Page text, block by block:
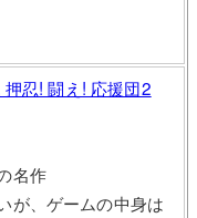
忍! 闘え! 応援団2
名作
が、ゲームの中身は